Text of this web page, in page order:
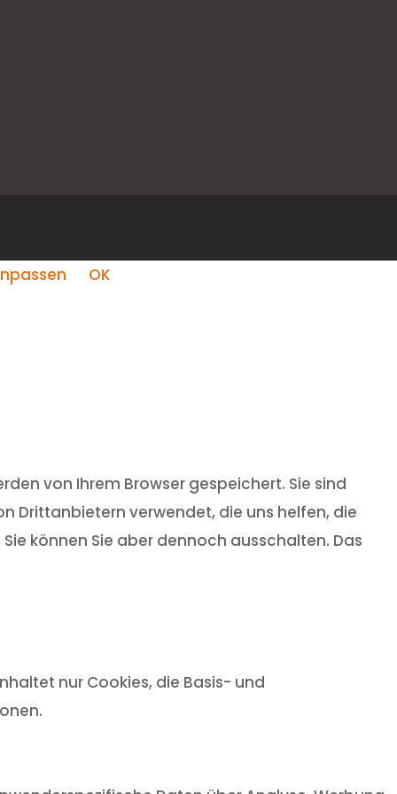
OK
von Ihrem Browser gespeichert. Sie sind
Drittanbietern verwendet, die uns helfen, die
können Sie aber dennoch ausschalten. Das
nur Cookies, die Basis- und